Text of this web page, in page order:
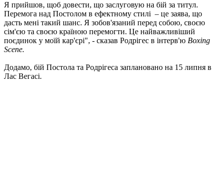
Я прийшов, щоб довести, що заслуговую на бій за титул.
Перемога над Постолом в ефектному стилі – це заява, що
дасть мені такий шанс. Я зобов'язаний перед собою, своєю
сім'єю та своєю країною перемогти. Це найважливіший
поєдинок у моїй кар'єрі", - сказав Родрігес в інтерв'ю Boxing
Scene.
Додамо, бій Постола та Родрігеса заплановано на 15 липня в
Лас Вегасі.